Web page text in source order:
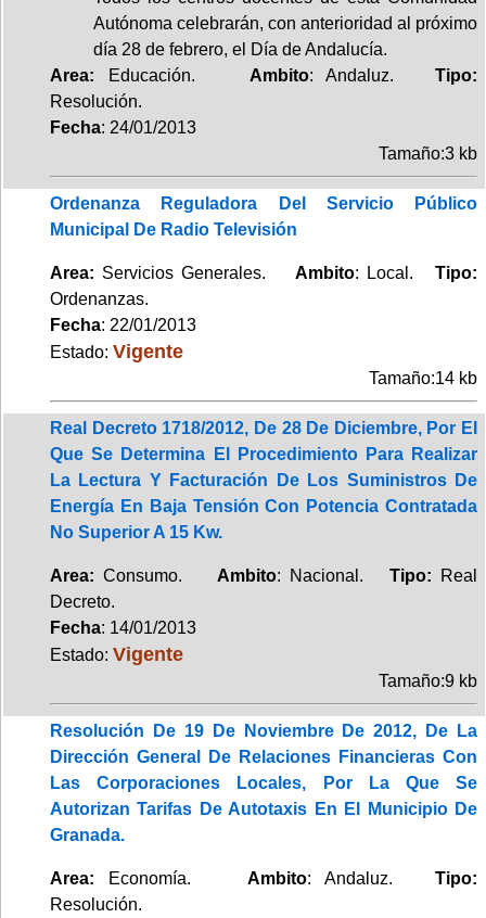
Autónoma celebrarán, con anterioridad al próximo
día 28 de febrero, el Día de Andalucía.
Area: Educación. Ambito: Andaluz.Tipo:
Resolución.
Fecha: 24/01/2013
Tamaño:3 kb
Ordenanza Reguladora Del Servicio Público
Municipal De Radio Televisión
Area: Servicios Generales. Ambito: Local.Tipo:
Ordenanzas.
Fecha: 22/01/2013
Estado: Vigente
Tamaño:14 kb
Real Decreto 1718/2012, De 28 De Diciembre, Por El
Que Se Determina El Procedimiento Para Realizar
La Lectura Y Facturación De Los Suministros De
Energía En Baja Tensión Con Potencia Contratada
No Superior A 15 Kw.
Area: Consumo. Ambito: Nacional. Tipo:
Real
Decreto.
Fecha: 14/01/2013
Estado: Vigente
Tamaño:9 kb
Resolución De 19 De Noviembre De 2012, De La
Dirección General De Relaciones Financieras Con
Las Corporaciones Locales, Por La Que Se
Autorizan Tarifas De Autotaxis En El Municipio De
Granada.
Area: Economía. Ambito: Andaluz. Tipo:
Resolución.